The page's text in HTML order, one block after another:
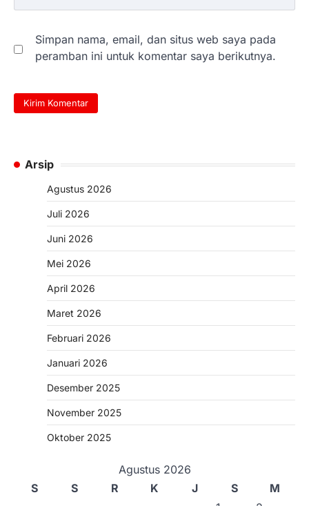
Simpan nama, email, dan situs web saya pada
peramban ini untuk komentar saya berikutnya.
Arsip
Agustus 2026
Juli 2026
Juni 2026
Mei 2026
April 2026
Maret 2026
Februari 2026
Januari 2026
Desember 2025
November 2025
Oktober 2025
Agustus 2026
S
S R K J S
M